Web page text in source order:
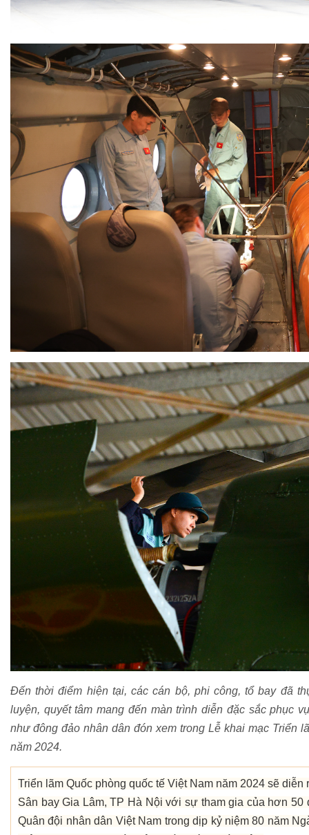
Đến thời điểm hiện tại, các cán bộ, phi công, tổ bay đã
luyện, quyết tâm mang đến màn trình diễn đặc sắc phục
như đông đảo nhân dân đón xem trong Lễ khai mạc Triển
năm 2024.
Triển lãm Quốc phòng quốc tế Việt Nam năm 2024 sẽ
Sân bay Gia Lâm, TP Hà Nội với sự tham gia của hơn 50
Quân đội nhân dân Việt Nam trong dịp kỷ niệm 80 năm